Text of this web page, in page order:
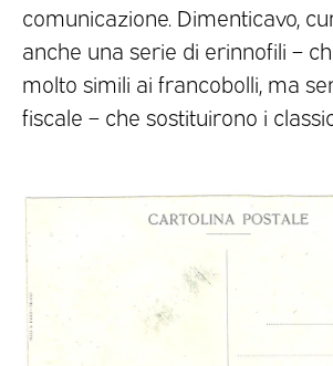
comunicazione. Dimenticavo,
anche una serie di erinnofili –
molto simili ai francobolli, ma
fiscale – che sostituirono i